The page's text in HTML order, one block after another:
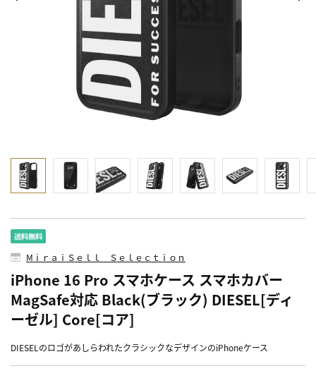
MⅰｒａｉＳｅｌｌ Ｓｅｌｅｃｔｉｏｎ
iPhone 16 Pro スマホケース スマホカバー
MagSafe対応 Black(ブラック) DIESEL[ディ
ーゼル] Core[コア]
DIESELのロゴがあしらわれたクラシックなデザインのiPhoneケース